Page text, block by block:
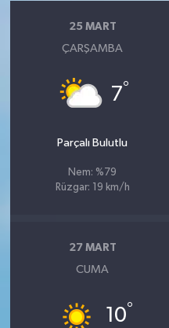
25 MART
ÇARŞAMBA
7°
Parçalı Bulutlu
Nem: %79
Rüzgar: 19 km/h
27 MART
CUMA
10°